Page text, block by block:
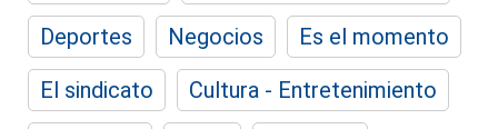
Deportes
Negocios
Es el momento
El sindicato
Cultura - Entretenimiento